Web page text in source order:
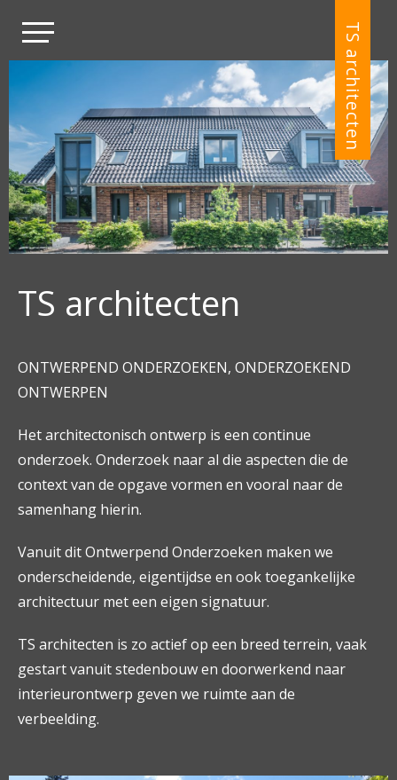
TS architecten
TS architecten
ONTWERPEND ONDERZOEKEN, ONDERZOEKEND
ONTWERPEN
Het architectonisch ontwerp is een continue
onderzoek. Onderzoek naar al die aspecten die de
context van de opgave vormen en vooral naar de
samenhang hierin.
Vanuit dit Ontwerpend Onderzoeken maken we
onderscheidende, eigentijdse en ook toegankelijke
architectuur met een eigen signatuur.
TS architecten is zo actief op een breed terrein, vaak
gestart vanuit stedenbouw en doorwerkend naar
interieurontwerp geven we ruimte aan de
verbeelding.